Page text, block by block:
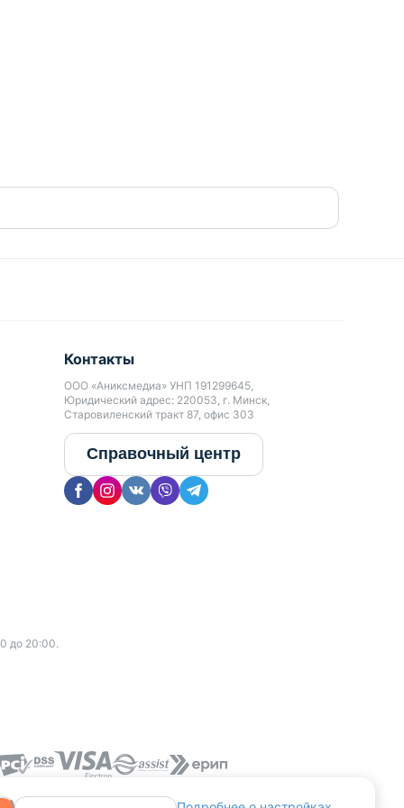
до 20:00.
Контакты
ООО «Аниксмедиа» УНП 191299645,
Юридический адрес: 220053, г. Минск,
Старовиленский тракт 87, офис 303
Справочный центр